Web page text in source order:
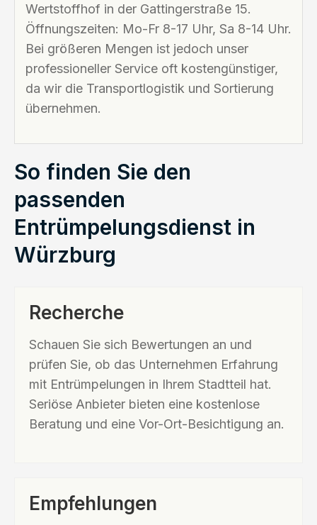
Wertstoffhof in der Gattingerstraße 15.
Öffnungszeiten: Mo-Fr 8-17 Uhr, Sa 8-14 Uhr.
Bei größeren Mengen ist jedoch unser
professioneller Service oft kostengünstiger,
da wir die Transportlogistik und Sortierung
übernehmen.
So finden Sie den
passenden
Entrümpelungsdienst in
Würzburg
Recherche
Schauen Sie sich Bewertungen an und
prüfen Sie, ob das Unternehmen Erfahrung
mit Entrümpelungen in Ihrem Stadtteil hat.
Seriöse Anbieter bieten eine kostenlose
Beratung und eine Vor-Ort-Besichtigung an.
Empfehlungen